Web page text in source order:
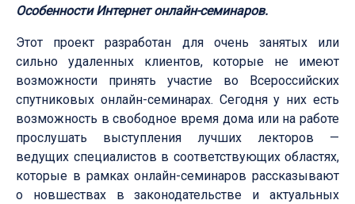
Особенности Интернет онлайн-семинаров.
Этот проект разработан для очень занятых или
сильно удаленных клиентов, которые не имеют
возможности принять участие во Всероссийских
спутниковых онлайн-семинарах. Сегодня у них есть
возможность в свободное время дома или на работе
прослушать выступления лучших лекторов —
ведущих специалистов в соответствующих областях,
которые в рамках онлайн-семинаров рассказывают
о новшествах в законодательстве и актуальных